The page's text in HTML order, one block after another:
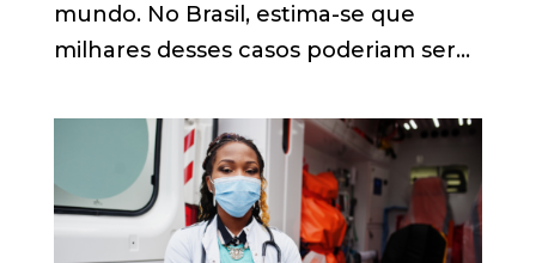
mundo. No Brasil, estima-se que
milhares desses casos poderiam ser...